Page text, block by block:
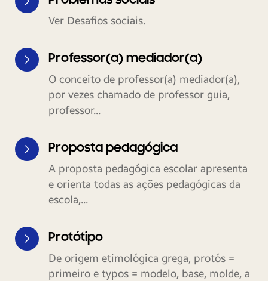
Ver Desafios sociais.
Professor(a) mediador(a)
O conceito de professor(a) mediador(a),
por vezes chamado de professor guia,
professor...
Proposta pedagógica
A proposta pedagógica escolar apresenta
e orienta todas as ações pedagógicas da
escola,...
Protótipo
De origem etimológica grega, protós =
primeiro e typos = modelo, base, molde, a